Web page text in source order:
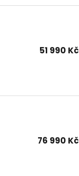
51 990 Kč
76 990 Kč